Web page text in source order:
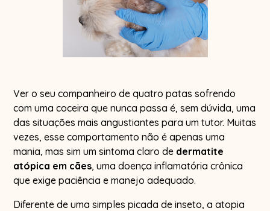
Ver o seu companheiro de quatro patas sofrendo
com uma coceira que nunca passa é, sem dúvida, uma
das situações mais angustiantes para um tutor. Muitas
vezes, esse comportamento não é apenas uma
mania, mas sim um sintoma claro de dermatite
atópica em cães, uma doença inflamatória crônica
que exige paciência e manejo adequado.
Diferente de uma simples picada de inseto, a atopia